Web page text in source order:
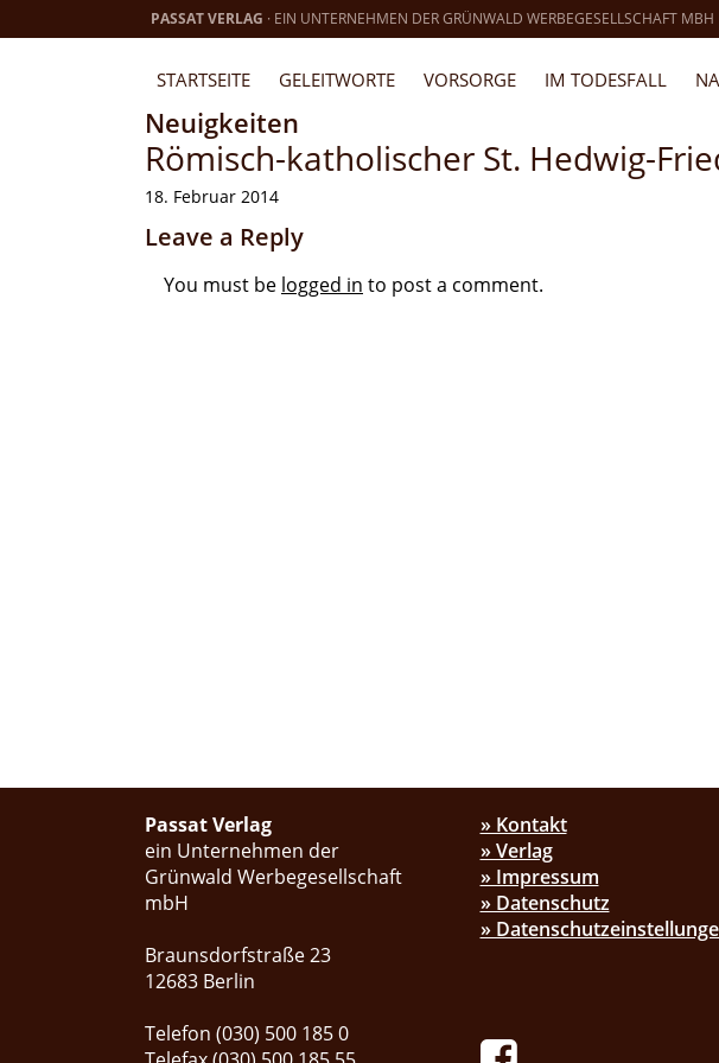
PASSAT VERLAG · EIN UNTERNEHMEN DER GRÜNWALD WERBEGESELLSCHAFT MBH
STARTSEITE GELEITWORTE VORSORGE IM TODESFALL
Neuigkeiten
Römisch-katholischer St. Hedwig-
18. Februar 2014
Leave a Reply
You must be logged in to post a comment.
Passat Verlag
ein Unternehmen der
Grünwald Werbegesellschaft
mbH
Braunsdorfstraße 23
12683 Berlin
Telefon (030) 500 185 0
» Kontakt
» Verlag
» Impressum
» Datenschutz
»